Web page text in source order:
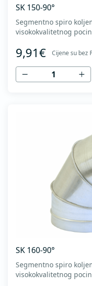
SK 150-90°
Segmentno spiro koljeno
visokokvalitetnog pocinkovanog lima DX51D + Z275 za
1506 I MEST EN 12237.
9,91€ Cijene su bez
SK 160-90°
Segmentno spiro koljeno
visokokvalitetnog pocinkovanog lima DX51D + Z275 za